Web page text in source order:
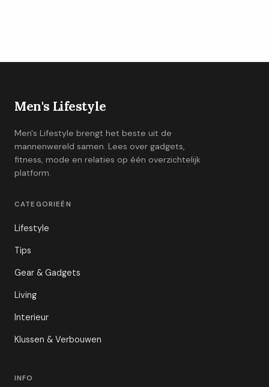
Men's Lifestyle
Men's Lifestyle brengt het beste uit de
mannenwereld samen. Lees over gadgets,
fitness, mode en relaties op één overzichtelijk
platform.
CATEGORIEËN
Lifestyle
Tips
Gear & Gadgets
Living
Interieur
Klussen & Verbouwen
INFO